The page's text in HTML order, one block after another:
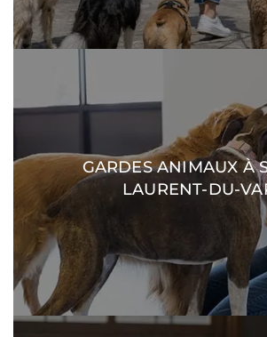
GARDES ANIMAUX À
LAURENT-DU-
DÉCOUVRIR